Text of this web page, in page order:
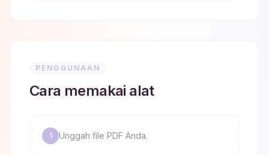
PENGGUNAAN
Cara memakai alat
1 Unggah file PDF Anda.